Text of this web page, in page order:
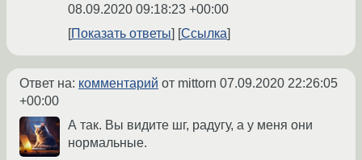
08.09.2020 09:18:23 +00:00
Показать ответы
Ссылка
Ответ на: комментарий от mittorn 07.09.2020 22:26:05
+00:00
А так. Вы видите шг, радугу, а у меня они
нормальные.